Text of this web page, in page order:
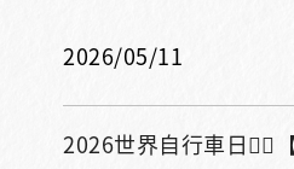
2026/05/11
2026世界自行車日🚴‍♀️